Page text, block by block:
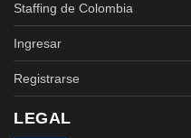
Staffing de Colombia
Ingresar
Registrarse
LEGAL